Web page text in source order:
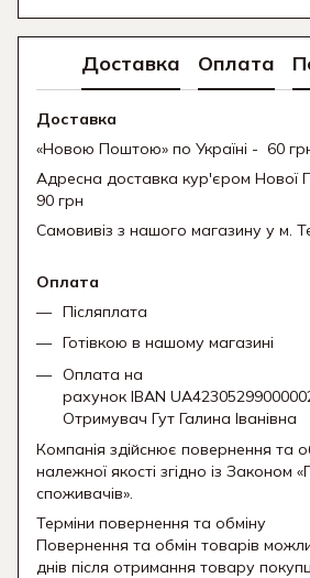
Доставка Оплата
Доставка
«Новою Поштою» по Україні - 60
Адресна доставка кур'єром Нової
90 грн
Самовивіз з нашого магазину у м.
Оплата
Післяплата
Готівкою в нашому магазині
Оплата на
рахунок IBAN
Отримувач Гут Галина Іванівна
Компанія здійснює повернення та
належної якості згідно із Законом
споживачів».
Терміни повернення та обміну
Повернення та обмін товарів
днів після отримання товару